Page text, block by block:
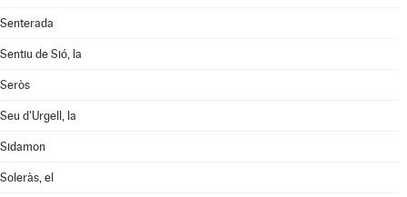
Senterada
Sentiu de Sió, la
Seròs
Seu d'Urgell, la
Sidamon
Soleràs, el